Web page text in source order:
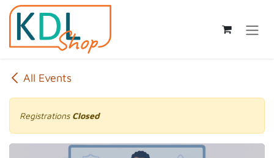
Skip to Content
All Events
Registrations Closed